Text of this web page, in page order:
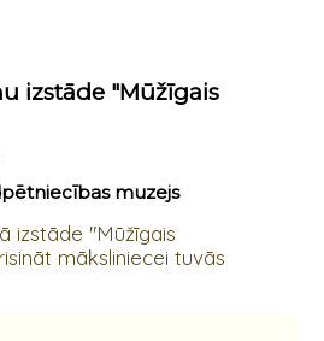
izstāde "Mūžīgais
muzejs
izstāde "Mūžīgais
māksliniecei tuvās